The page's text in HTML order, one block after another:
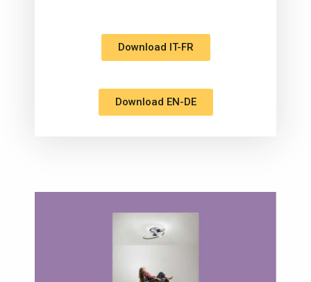
Download IT-FR
Download EN-DE